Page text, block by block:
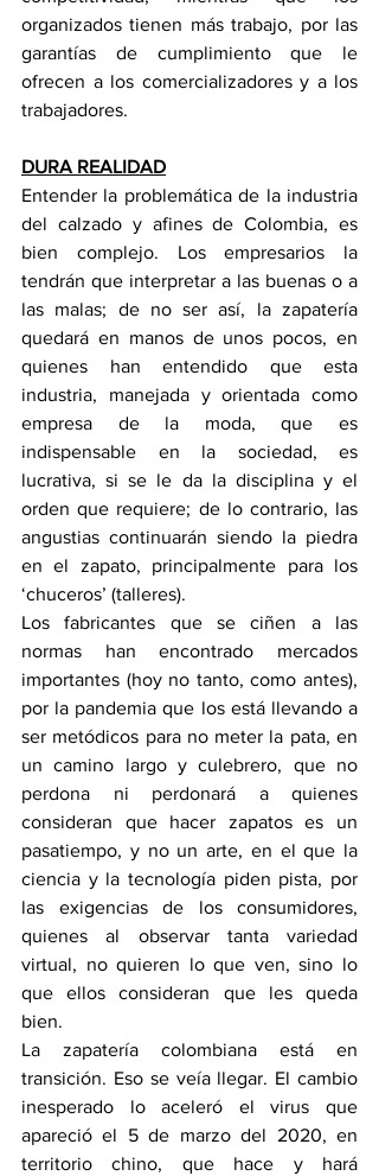
organizados tienen más trabajo, por las
garantías de cumplimiento que le
ofrecen a los comercializadores y a los
trabajadores.
DURA REALIDAD
Entender la problemática de la industria
del calzado y afines de Colombia, es
bien complejo. Los empresarios la
tendrán que interpretar a las buenas o a
las malas; de no ser así, la zapatería
quedará en manos de unos pocos, en
quienes han entendido que esta
industria, manejada y orientada como
empresa de la moda, que es
indispensable en la sociedad, es
lucrativa, si se le da la disciplina y el
orden que requiere; de lo contrario, las
angustias continuarán siendo la piedra
en el zapato, principalmente para los
‘chuceros’ (talleres).
Los fabricantes que se ciñen a las
normas han encontrado mercados
importantes (hoy no tanto, como antes),
por la pandemia que los está llevando a
ser metódicos para no meter la pata, en
un camino largo y culebrero, que no
perdona ni perdonará a quienes
consideran que hacer zapatos es un
pasatiempo, y no un arte, en el que la
ciencia y la tecnología piden pista, por
las exigencias de los consumidores,
quienes al observar tanta variedad
virtual, no quieren lo que ven, sino lo
que ellos consideran que les queda
bien.
La zapatería colombiana está en
transición. Eso se veía llegar. El cambio
inesperado lo aceleró el virus que
apareció el 5 de marzo del 2020, en
territorio chino, que hace y hará